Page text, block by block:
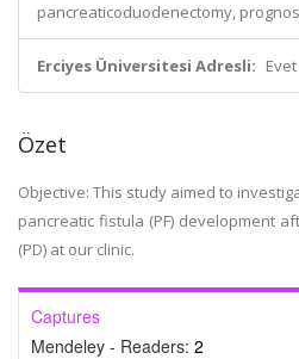
pancreaticoduodenectomy,
Erciyes Üniversitesi Adresli: Evet
Özet
Objective: This study aimed to
pancreatic fistula (PF) development
(PD) at our clinic.
Captures
Mendeley - Readers: 2